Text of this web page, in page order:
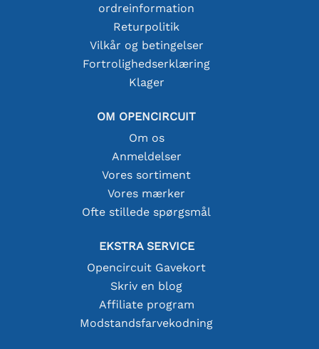
ordreinformation
Returpolitik
Vilkår og betingelser
Fortrolighedserklæring
Klager
OM OPENCIRCUIT
Om os
Anmeldelser
Vores sortiment
Vores mærker
Ofte stillede spørgsmål
EKSTRA SERVICE
Opencircuit Gavekort
Skriv en blog
Affiliate program
Modstandsfarvekodning